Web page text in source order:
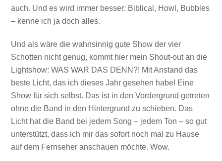
auch. Und es wird immer besser: Biblical, Howl, Bubbles
– kenne ich ja doch alles.
Und als wäre die wahnsinnig gute Show der vier
Schotten nicht genug, kommt hier mein Shout-out an die
Lightshow: WAS WAR DAS DENN?! Mit Anstand das
beste Licht, das ich dieses Jahr gesehen habe! Eine
Show für sich selbst. Das ist in den Vordergrund getreten
ohne die Band in den Hintergrund zu schieben. Das
Licht hat die Band bei jedem Song – jedem Ton – so gut
unterstützt, dass ich mir das sofort noch mal zu Hause
auf dem Fernseher anschauen möchte. Wow.